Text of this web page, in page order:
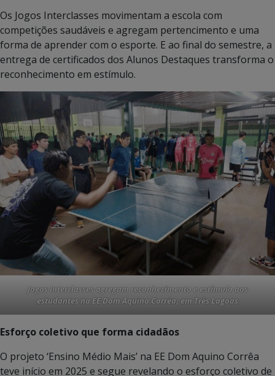
Os Jogos Interclasses movimentam a escola com
competições saudáveis e agregam pertencimento e uma
forma de aprender com o esporte. E ao final do semestre, a
entrega de certificados dos Alunos Destaques transforma o
reconhecimento em estímulo.
Jogos Interclasses agregam reconhecimento e estímulo aos
estudantes na EE Dom Aquino Corrêa, em Três Lagoas
Esforço coletivo que forma cidadãos
O projeto ‘Ensino Médio Mais’ na EE Dom Aquino Corrêa
teve início em 2025 e segue revelando o esforço coletivo de